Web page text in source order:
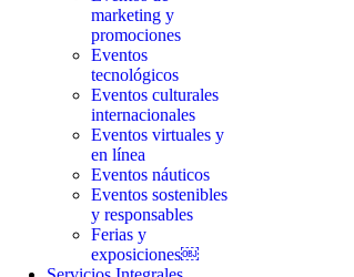
marketing y
promociones
Eventos
tecnológicos
Eventos culturales
internacionales
Eventos virtuales y
en línea
Eventos náuticos
Eventos sostenibles
y responsables
Ferias y
exposiciones￼